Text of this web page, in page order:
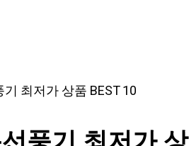
최저가 상품 BEST 10